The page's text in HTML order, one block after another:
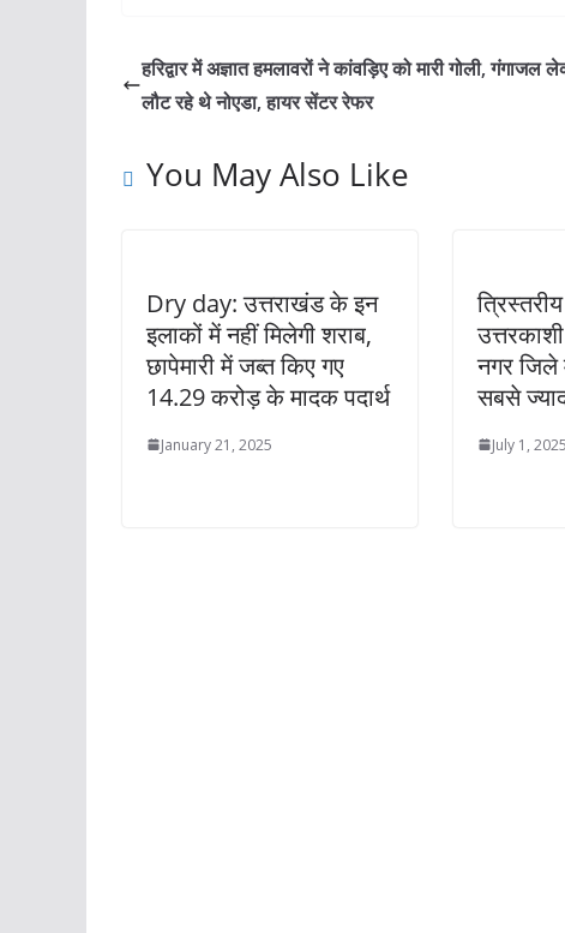
हरिद्वार में अज्ञात हमलावरों ने कांवड़िए को मारी गोली, गंगाजल
लौट रहे थे नोएडा, हायर सेंटर रेफर
You May Also Like
Dry day: उत्तराखंड के इन
इलाकों में नहीं मिलेगी शराब,
छापेमारी में जब्त किए गए
14.29 करोड़ के मादक पदार्थ
January 21, 2025
नगर
सबसे
July 1, 2025